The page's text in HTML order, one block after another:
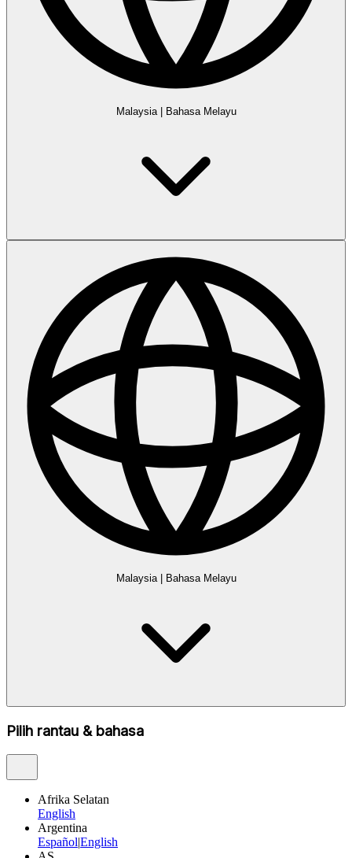
Malaysia| Bahasa Melayu
Malaysia| Bahasa Melayu
Pilih rantau & bahasa
Afrika Selatan
English
Argentina
EspañolEnglish